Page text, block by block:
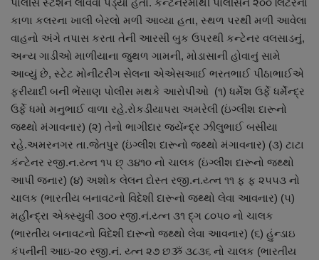
પોલીસ સ્ટેશને લાવવા પડ્યા હતા. કન્ટેનરમાંથી પોલીસને ૨૦૦ લિટરના
કાળા કલરના ખાલી બેરલો મળી આવ્યા હતા, સ્થળ પરથી મળી આવેલા
વાહનો અંગે તપાસ કરતા તેની આરસી બુક ઉપરથી કન્ટેનર વલસાડનું,
અન્ય ગાડીઓ માળીયાના જુથળ ગામની, મોડાસાની હોવાનું સામે
આવ્યું છે, સ્ટેટ મોનીટરીંગ સેલના એએસઆઈ ભરતભાઈ પીઠાભાઈએ
ફરીયાદી બની ભેંસાણ પોલીસ મથકે આરોપીઓ (૧) ધર્મેશ ઉર્ફે ધર્મેંન્દ્ર
ઉર્ફે ધમો મનુભાઈ વાળા રહે.રોકડીયાપરા અમરેલી (ઇંગ્લીશ દારૂનો
જથ્થો મંગાવનાર) (૨) તેનો ભાગીદાર જયેંન્દ્ર ઝીલુભાઈ બસીયા
રહે.અમરનગર તા.જેતપુર (ઇંગ્લીશ દારૂનો જથ્થો મંગાવનાર) (૩) ટાટા
કંન્ટેનર રજી.ન.ય્ત્ન ૧૫ છ્ ૩૪૧૦ નો ચાલક (ઇંગ્લીશ દારૂનો જથ્થો
આપી જનાર) (૪) અશોક લેલન દોસ્ત રજી.ન.ય્ત્ન ૧૧ ફ ફ ૨૫૫૩ નો
ચાલક (ભારતીય બનાવટનો વિદેશી દારૂનો જથ્થો લેવા આવનાર) (૫)
મહીંન્દ્રા એક્સ્યુવી ૩૦૦ રજી.નં.ય્ત્ન ૩૧ દ્ગ ૮૦૫૦ નો ચાલક
(ભારતીય બનાવટનો વિદેશી દારૂનો જથ્થો લેવા આવનાર) (૬) હુંન્ડાઇ
કંપનીની આઇ-૨૦ રજી.નં. ય્ત્ન ૨૭ છૐ ૩૮૩૬ નો ચાલક (ભારતીય